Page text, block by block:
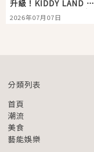
升級！KIDDY LAND 原
宿店吉伊卡哇迎客，新
開幕 OMOKADO 店3分
2026年07月07日
分類列表
首頁
潮流
美食
藝能娛樂